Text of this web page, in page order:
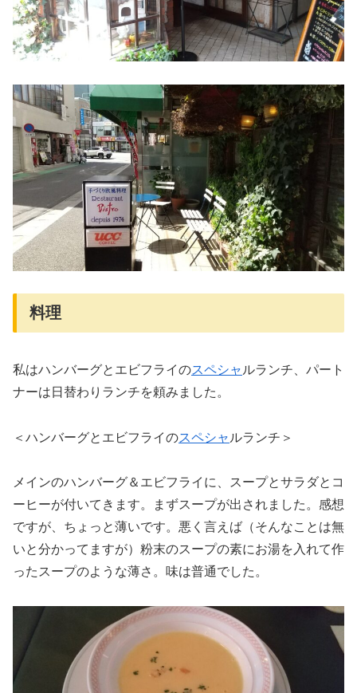
料理
私はハンバーグとエビフライのスペシャ ルランチ、パート
ナーは日替わりランチを頼みました。
＜ハンバーグとエビフライのスペシャ ルランチ＞
メインのハンバーグ＆エビフライに、スープとサラダとコ
ーヒーが付いてきます。まずスープが出されました。感想
ですが、ちょっと薄いです。悪く言えば（そんなことは無
いと分かってますが）粉末のスープの素にお湯を入れて作
ったスープのような薄さ。味は普通でした。